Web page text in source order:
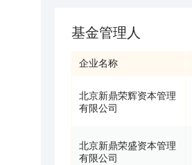
基金管理人
企业名称
北京新鼎荣辉资本管理
有限公司
北京新鼎荣盛资本管理
有限公司